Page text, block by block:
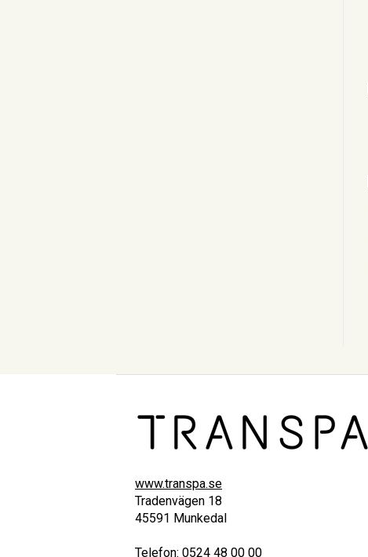
www.transpa.se
Tradenvägen 18
45591 Munkedal
Telefon: 0524 48 00 00